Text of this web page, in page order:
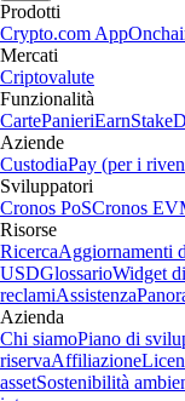
Prodotti
Crypto.com App
Mercati
Criptovalute
Funzionalità
CartePanieriEarnStake
Aziende
CustodiaPay (per i
Sviluppatori
Cronos PoSCronos
Risorse
RicercaAggiornamenti
USDGlossarioWidget
reclamiAssistenza
Azienda
Chi siamoPiano di
riservaAffiliazione
assetSostenibilità